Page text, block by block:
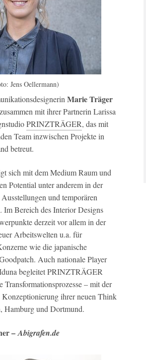
Jens Oellermann)
Marie Träger
mit ihrer Partnerin Larissa
PRINZTRÄGER, das mit
Team inzwischen Projekte in
betreut.
sich mit dem Medium Raum und
Potential unter anderem in der
und temporären
Im Bereich des Interior Designs
derzeit vor allem in der
Arbeitswelten u.a. für
wie die japanische
Auch nationale Player
begleitet PRINZTRÄGER
Transformationsprozesse – mit der
Konzeptionierung ihrer neuen Think
Hamburg und Dortmund.
–Abigrafen.de